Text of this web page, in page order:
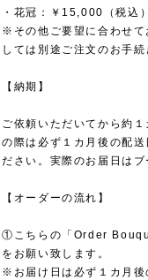
・花冠：￥15,000（税込
※その他ご要望に合わせ
しては別途ご注文のお手
【納期】
ご依頼いただいてから約
の際は必ず１カ月後の配
ださい。実際のお届日は
【オーダーの流れ】
①こちらの「Order
をお願い致します。
※お届け日は必ず１カ月後